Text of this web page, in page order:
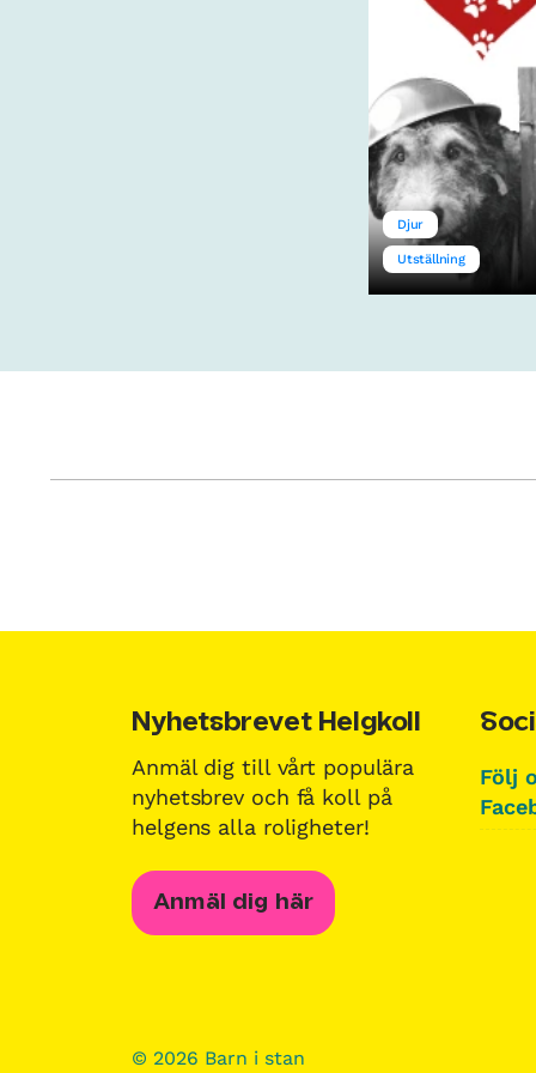
Djur
Utställning
Nyhetsbrevet Helgkoll
Anmäl dig till vårt populära
nyhetsbrev och få koll på
helgens alla roligheter!
Anmäl dig här
Följ
© 2026 Barn i stan